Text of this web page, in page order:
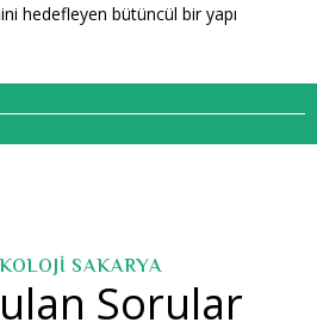
hedefleyen bütüncül bir yapı
SAKARYA
Sorular